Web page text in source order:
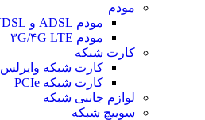
مودم
مودم ADSL و VDSL
مودم ۳G/۴G LTE
کارت شبکه
کارت شبکه وایرلس USB
کارت شبکه PCIe
لوازم جانبی شبکه
سوییچ شبکه